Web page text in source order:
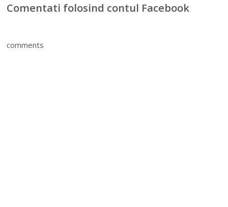
Comentati folosind contul Facebook
comments